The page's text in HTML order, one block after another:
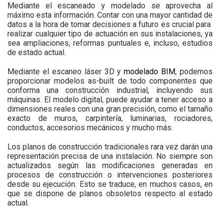
Mediante el escaneado y modelado se aprovecha al
máximo esta información. Contar con una mayor cantidad de
datos a la hora de tomar decisiones a futuro es crucial para
realizar cualquier tipo de actuación en sus instalaciones, ya
sea ampliaciones, reformas puntuales e, incluso, estudios
de estado actual.
Mediante el escaneo láser 3D ymodelado BIM, podemos
proporcionar modelos as-built de todo componentes que
conforma una construcción industrial, incluyendo sus
máquinas. El modelo digital, puede ayudar a tener acceso a
dimensiones reales con una gran precisión, como el tamaño
exacto de muros, carpintería, luminarias, rociadores,
conductos, accesorios mecánicos y mucho más.
Los planos de construcción tradicionales rara vez darán una
representación precisa de una instalación. No siempre son
actualizados según las modificaciones generadas en
procesos de construcción o intervenciones posteriores
desde su ejecución. Esto se traduce, en muchos casos, en
que se dispone de planos obsoletos respecto al estado
actual.